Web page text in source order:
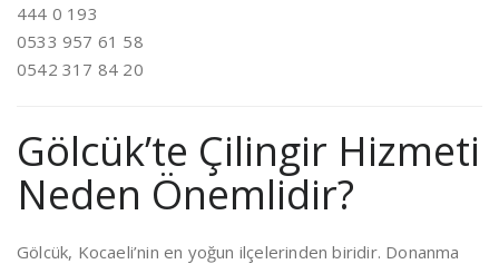
444 0 193
0533 957 61 58
0542 317 84 20
Gölcük’te Çilingir Hizmeti
Neden Önemlidir?
Gölcük, Kocaeli’nin en yoğun ilçelerinden biridir. Donanma